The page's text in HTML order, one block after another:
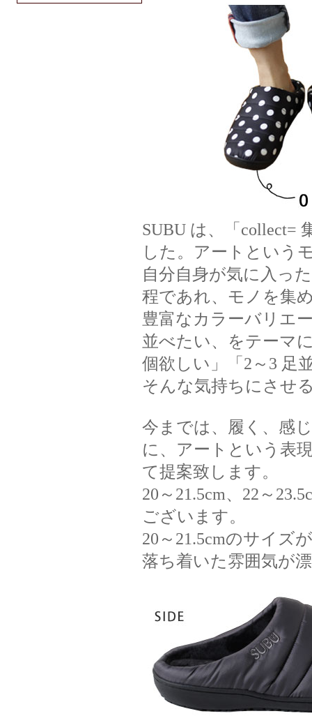
SUBU は、「collect=
した。アートという
自分自身が気に入っ
程であれ、モノを集
豊富なカラーバリエ
並べたい、をテーマ
個欲しい」「2～3 足
そんな気持ちにさせ
今までは、履く、感
に、アートという表
て提案致します。
20～21.5cm、22～
ございます。
20～21.5cmのサイズ
落ち着いた雰囲気が